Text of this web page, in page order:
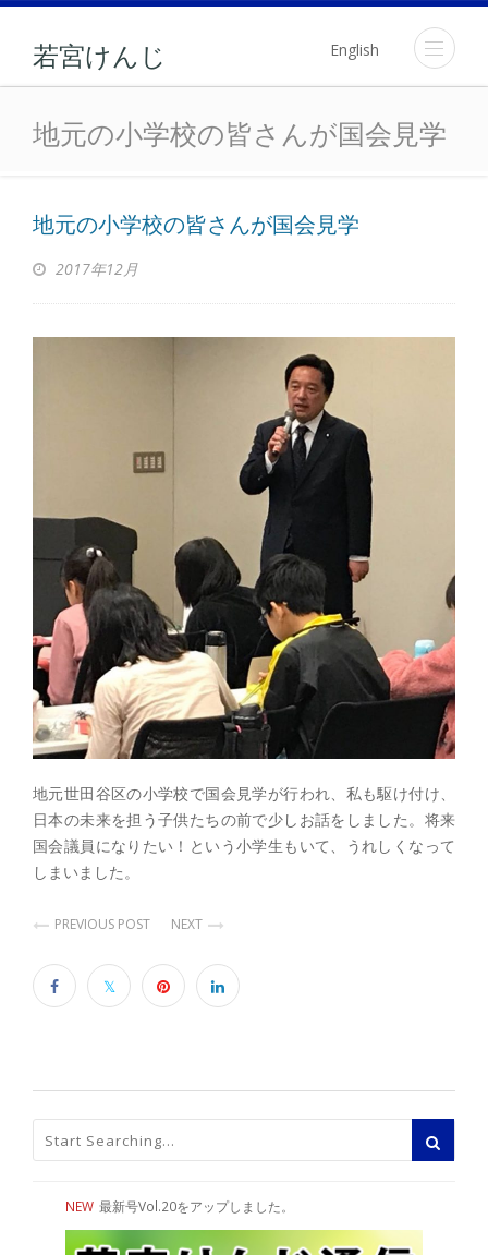
若宮けんじ English
地元の小学校の皆さんが
地元の小学校の皆さんが国会見学
地元の小学校の皆さんが国会見学
2017年12月
地元世田谷区の小学校で国会見学が行われ、私も駆け付け、
日本の未来を担う子供たちの前で少しお話をしました。将来
国会議員になりたい！という小学生もいて、うれしくなって
しまいました。
PREVIOUS POST NEXT
NEW 最新号Vol.20をアップしました。